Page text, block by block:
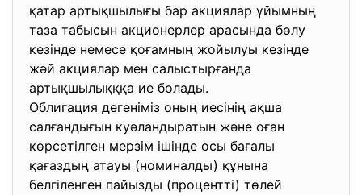
қатар артықшылығы бар акциялар ұйымның
таза табысын акционерлер арасында бөлу
кезінде немесе қоғамның жойылуы кезінде
жәй акциялар мен салыстырғанда
артықшылықққа ие болады.
Облигация дегеніміз оның иесінің ақша
салғандығын куәландыратын және оған
көрсетілген мерзім ішінде осы бағалы
қағаздың атауы (номиналды) құнына
белгіленген пайызды (процентті) төлей